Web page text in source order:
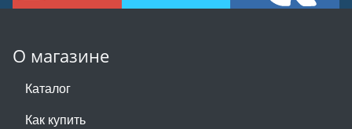
О магазине
Каталог
Как купить